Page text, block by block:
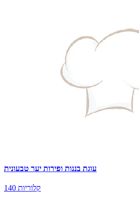
עוגת בננות ופירות יער טבעונית
140 קלוריות